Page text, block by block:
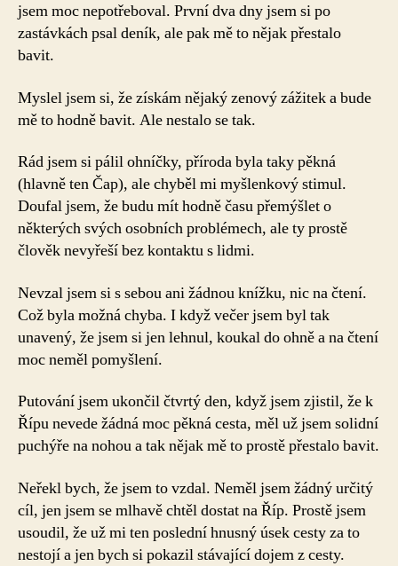
jsem moc nepotřeboval. První dva dny jsem si po
zastávkách psal deník, ale pak mě to nějak přestalo
bavit.
Myslel jsem si, že získám nějaký zenový zážitek a bude
mě to hodně bavit. Ale nestalo se tak.
Rád jsem si pálil ohníčky, příroda byla taky pěkná
(hlavně ten Čap), ale chyběl mi myšlenkový stimul.
Doufal jsem, že budu mít hodně času přemýšlet o
některých svých osobních problémech, ale ty prostě
člověk nevyřeší bez kontaktu s lidmi.
Nevzal jsem si s sebou ani žádnou knížku, nic na čtení.
Což byla možná chyba. I když večer jsem byl tak
unavený, že jsem si jen lehnul, koukal do ohně a na čtení
moc neměl pomyšlení.
Putování jsem ukončil čtvrtý den, když jsem zjistil, že k
Řípu nevede žádná moc pěkná cesta, měl už jsem solidní
puchýře na nohou a tak nějak mě to prostě přestalo bavit.
Neřekl bych, že jsem to vzdal. Neměl jsem žádný určitý
cíl, jen jsem se mlhavě chtěl dostat na Říp. Prostě jsem
usoudil, že už mi ten poslední hnusný úsek cesty za to
nestojí a jen bych si pokazil stávající dojem z cesty.